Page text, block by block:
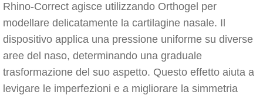
Rhino-Correct agisce utilizzando Orthogel per
modellare delicatamente la cartilagine nasale. Il
dispositivo applica una pressione uniforme su diverse
aree del naso, determinando una graduale
trasformazione del suo aspetto. Questo effetto aiuta a
levigare le imperfezioni e a migliorare la simmetria